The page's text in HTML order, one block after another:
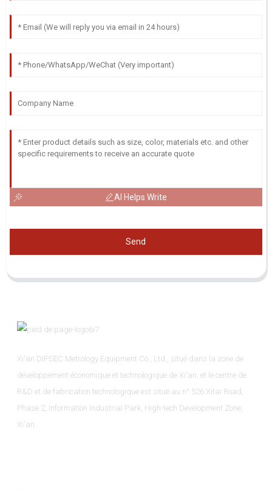
AI Helps Write
Send
Xi'an DIPSEC Metrology Equipment Co., Ltd., situé dans la zone de
développement économique et technologique de Xi'an, et le centre de
R&D et de fabrication technologique est situé au n° 526 Xitai Road,
Phase 2, Information Industrial Park, High-tech Development Zone,
Xi'an.